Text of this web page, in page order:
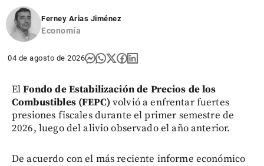
Ferney Arias Jiménez
Economía
04 de agosto de 2026
ElFondo de Estabilización de Precios de los
Combustibles (FEPC)volvió a enfrentar fuertes
presiones fiscales durante el primer semestre de
2026, luego del alivio observado el año anterior.
De acuerdo con el más reciente informe económico